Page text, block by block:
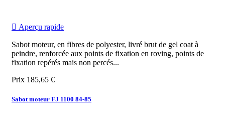
 Aperçu rapide
Sabot moteur, en fibres de polyester, livré brut de gel coat à
peindre, renforcée aux points de fixation en roving, points de
fixation repérés mais non percés...
Prix 185,65 €
Sabot moteur FJ 1100 84-85